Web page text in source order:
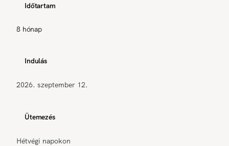
Időtartam
8 hónap
Indulás
2026. szeptember 12.
Ütemezés
Hétvégi napokon